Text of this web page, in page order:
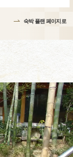
숙박 플랜 페이지로